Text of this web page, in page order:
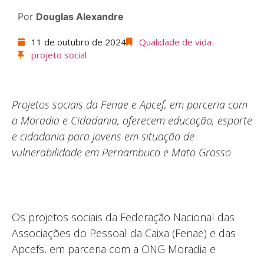
Por Douglas Alexandre
11 de outubro de 2024
Qualidade de vida
projeto social
Projetos sociais da Fenae e Apcef, em parceria com
a Moradia e Cidadania, oferecem educação, esporte
e cidadania para jovens em situação de
vulnerabilidade em Pernambuco e Mato Grosso
Os projetos sociais da Federação Nacional das
Associações do Pessoal da Caixa (Fenae) e das
Apcefs, em parceria com a ONG Moradia e